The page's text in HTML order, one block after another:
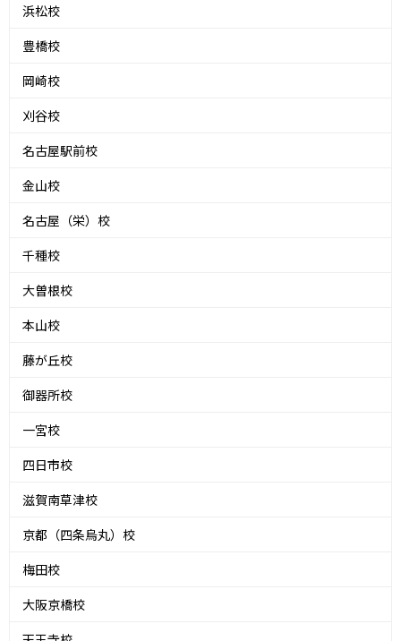
浜松校
豊橋校
岡崎校
刈谷校
名古屋駅前校
金山校
名古屋（栄）校
千種校
大曽根校
本山校
藤が丘校
御器所校
一宮校
四日市校
滋賀南草津校
京都（四条烏丸）校
梅田校
大阪京橋校